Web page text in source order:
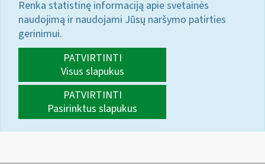
Renka statistinę informaciją apie svetainės
naudojimą ir naudojami Jūsų naršymo patirties
gerinimui.
PATVIRTINTI
Visus slapukus
PATVIRTINTI
Pasirinktus slapukus